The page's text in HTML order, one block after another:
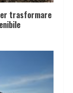
trasformare